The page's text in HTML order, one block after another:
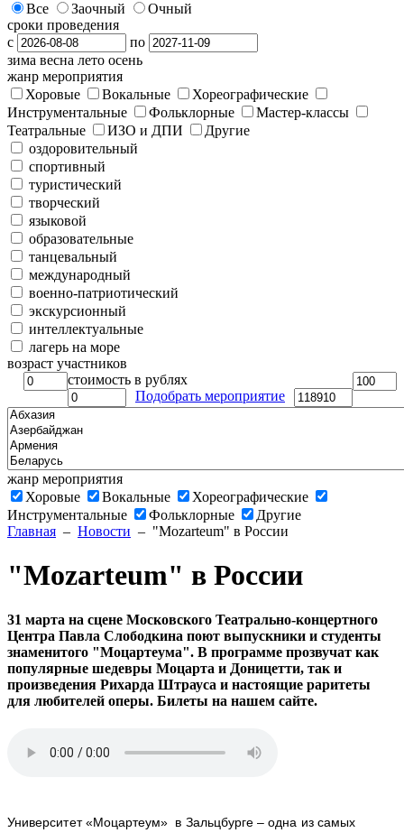
Все Заочный
Очный
сроки проведения
с
по
зима весна лето осень
жанр мероприятия
Хоровые
Вокальные
Хореографические
Инструментальные
Фольклорные
Мастер-классы
Театральные
ИЗО и ДПИ
Другие
оздоровительный
спортивный
туристический
творческий
языковой
образовательные
танцевальный
международный
военно-патриотический
экскурсионный
интеллектуальные
лагерь на море
возраст участников
стоимость в рублях
Подобрать мероприятие
жанр мероприятия
Хоровые
Вокальные
Хореографические
Инструментальные
Фольклорные
Другие
Главная – Новости – "Mozarteum" в России
"Mozarteum" в России
31 марта на сцене Московского Театрально-концертного
Центра Павла Слободкина поют выпускники и студенты
знаменитого "Моцартеума". В программе прозвучат как
популярные шедевры Моцарта и Доницетти, так и
произведения Рихарда Штрауса и настоящие раритеты
для любителей оперы. Билеты на нашем сайте.
Университет «Моцартеум» в Зальцбурге – одна из самых